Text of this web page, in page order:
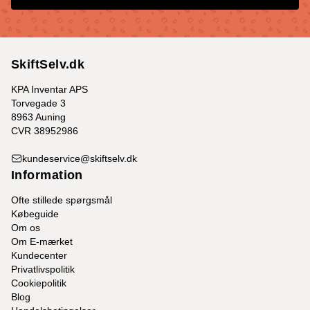
SkiftSelv.dk
KPA Inventar APS
Torvegade 3
8963 Auning
CVR 38952986
kundeservice@skiftselv.dk
Information
Ofte stillede spørgsmål
Købeguide
Om os
Om E-mærket
Kundecenter
Privatlivspolitik
Cookiepolitik
Blog